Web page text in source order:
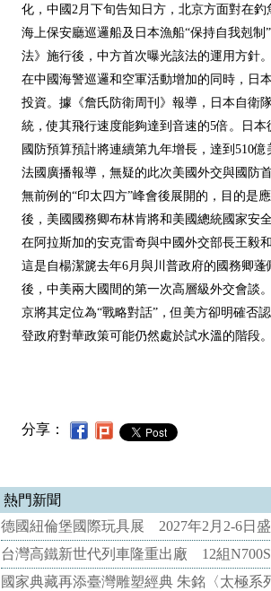
化，中國2月下旬告知日方，北京方面對在釣
海上保安廳巡邏船及日本漁船“保持自我剋制
法》施行後，中方首次曝光該法的運用方針。
在中國海警巡邏和空軍活動增加的同時，日
投資。據《詹氏防衛周刊》報導，日本自衛
統，使其飛行速度能夠達到音速的5倍。日本
國防預算預計將連續第九年增長，達到510億
法國廣播報導，無疑的此次美國外交與國防
無前例的“印太四方”峰會後展開的，目的是
後，美國國務卿布林肯將和美國總統國家安
在阿拉斯加的安克雷奇與中國外交部長王毅
這是自楊潔篪去年6月與川普政府的國務卿蓬
後，中美兩大國間的第一次高層級外交會談
京將其定位為“戰略對話”，但美方卻明確否
登政府對華政策可能仍然處於試水溫的階段。
分享：
熱門新聞
德國紐倫堡國際玩具展 2027年2月2-6日
台灣高鐵新世代列車隆重出廠 12組
國家典藏再添臺灣雕塑經典 朱銘〈太極系